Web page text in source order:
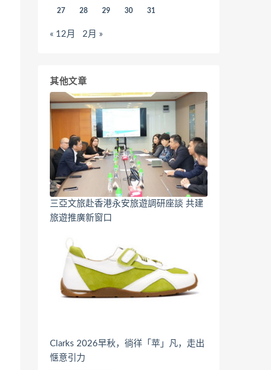
27 28 29 30 31
« 12月 2月 »
其他文章
三亞文旅赴香港永安旅遊調研座談 共建
旅遊推廣新窗口
Clarks 2026早秋，徜徉「苹」凡，走出
惬意引力